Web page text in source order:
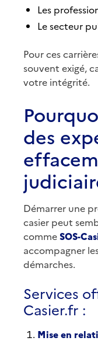
Les
Le secteur
Pour ces
souvent exigé,
votre intégrité.
des
Démarrer une
casier peut
commeSOS-
accompagner
démarches.
Services
Casier.fr :
Mise en